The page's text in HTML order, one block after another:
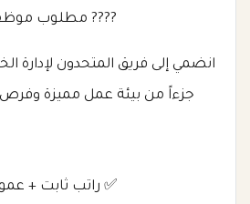
???? مطلوب
انضمي إلى فريق المتحدون لإدارة
جزءاً من بيئة عمل مميزة
✅ راتب ثابت +